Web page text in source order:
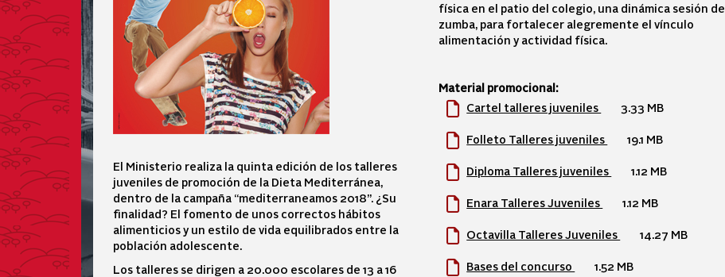
El Ministerio realiza la quinta edición de los talleres
juveniles de promoción de la Dieta Mediterránea,
dentro de la campaña “mediterraneamos 2018”. ¿Su
finalidad? El fomento de unos correctos hábitos
alimenticios y un estilo de vida equilibrados entre la
población adolescente.
Los talleres se dirigen a 20.000 escolares de 13 a 16
física en el patio del colegio, una dinámica sesión de
zumba, para fortalecer alegremente el vínculo
alimentación y actividad física.
Material promocional:
Cartel talleres juveniles
3.33 MB
Folleto Talleres juveniles 19.1 MB
Diploma Talleres juveniles 1.12 MB
Enara Talleres Juveniles 1.12 MB
Octavilla Talleres Juveniles 14.27 MB
Bases del concurso 1.52 MB